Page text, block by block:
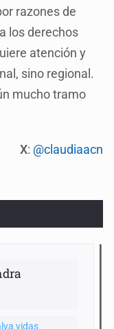
razones de
los derechos
atención y
sino regional.
mucho tramo
X: @claudiaacn
vidas